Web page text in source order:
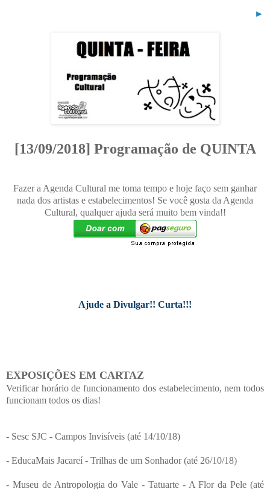
►
[13/09/2018] Programação de QUINTA
Fazer a Agenda Cultural me toma tempo e hoje faço sem ganhar
nada dos artistas e estabelecimentos! Se você gosta da Agenda
Cultural, qualquer ajuda será muito bem vinda!!
Ajude a Divulgar!! Curta!!!
EXPOSIÇÕES EM CARTAZ
Verificar horário de funcionamento dos estabelecimento, nem todos
funcionam todos os dias!
- Sesc SJC - Campos Invisíveis (até 14/10/18)
- EducaMais Jacareí - Trilhas de um Sonhador (até 26/10/18)
- Museu de Antropologia do Vale - Tatuarte - A Flor da Pele (até